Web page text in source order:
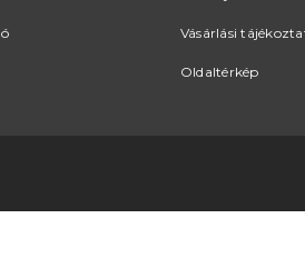
Vásárlási
Oldaltérkép